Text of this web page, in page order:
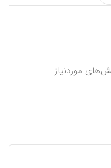
موردنیاز